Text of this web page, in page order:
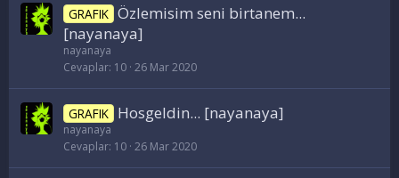
GRAFIK Özlemisim seni birtanem...
[nayanaya]
nayanaya
Cevaplar 10 26 Mar 2020
GRAFIK Hosgeldin... [nayanaya]
nayanaya
Cevaplar 10 26 Mar 2020